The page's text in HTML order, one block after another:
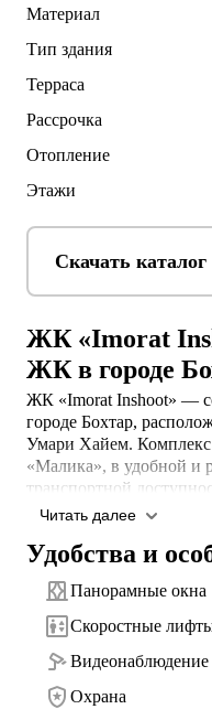
Материал
Тип здания
Терраса
Рассрочка
Отопление
Этажи
Скачать каталог
ЖК «Imorat
ЖК в городе
ЖК «Imorat Inshoot» —
городе Бохтар,
Умари Хайем. Комплекс
«Малика», в удобной и
транспортной
монолитной
С 1 по 10 этажи
просторными
квартир успешно
рассрочка до 2
⭐Удобства и
- Панорамные окна
Читать далее
Удобства и
Панорамные окна
Скоростные
Видеонаблюдение
Охрана